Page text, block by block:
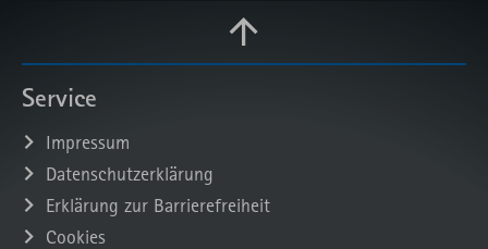
Service
Impressum
Datenschutzerklärung
Erklärung zur Barrierefreiheit
Cookies